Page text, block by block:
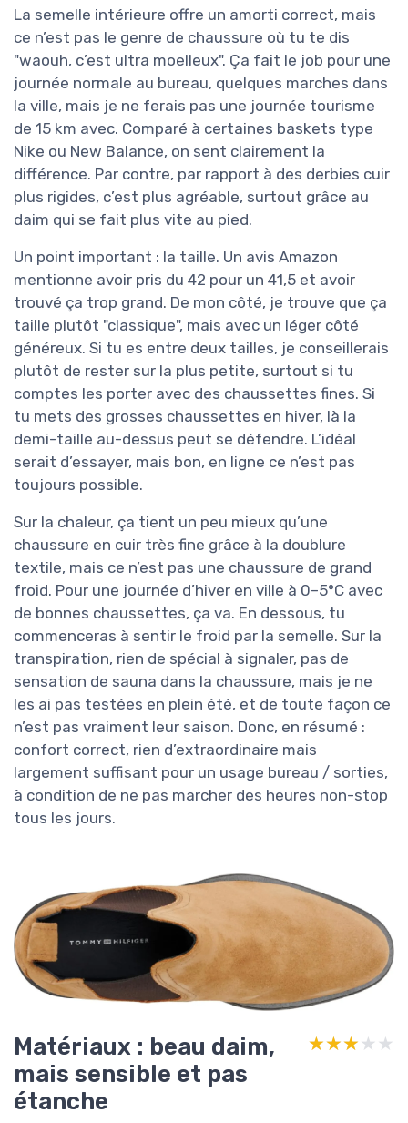
La semelle intérieure offre un amorti correct, mais
ce n’est pas le genre de chaussure où tu te dis
"waouh, c’est ultra moelleux". Ça fait le job pour une
journée normale au bureau, quelques marches dans
la ville, mais je ne ferais pas une journée tourisme
de 15 km avec. Comparé à certaines baskets type
Nike ou New Balance, on sent clairement la
différence. Par contre, par rapport à des derbies cuir
plus rigides, c’est plus agréable, surtout grâce au
daim qui se fait plus vite au pied.
Un point important : la taille. Un avis Amazon
mentionne avoir pris du 42 pour un 41,5 et avoir
trouvé ça trop grand. De mon côté, je trouve que ça
taille plutôt "classique", mais avec un léger côté
généreux. Si tu es entre deux tailles, je conseillerais
plutôt de rester sur la plus petite, surtout si tu
comptes les porter avec des chaussettes fines. Si
tu mets des grosses chaussettes en hiver, là la
demi-taille au-dessus peut se défendre. L’idéal
serait d’essayer, mais bon, en ligne ce n’est pas
toujours possible.
Sur la chaleur, ça tient un peu mieux qu’une
chaussure en cuir très fine grâce à la doublure
textile, mais ce n’est pas une chaussure de grand
froid. Pour une journée d’hiver en ville à 0–5°C avec
de bonnes chaussettes, ça va. En dessous, tu
commenceras à sentir le froid par la semelle. Sur la
transpiration, rien de spécial à signaler, pas de
sensation de sauna dans la chaussure, mais je ne
les ai pas testées en plein été, et de toute façon ce
n’est pas vraiment leur saison. Donc, en résumé :
confort correct, rien d’extraordinaire mais
largement suffisant pour un usage bureau / sorties,
à condition de ne pas marcher des heures non-stop
tous les jours.
Matériaux : beau daim,
mais sensible et pas
étanche
★★★★★
★★★★★